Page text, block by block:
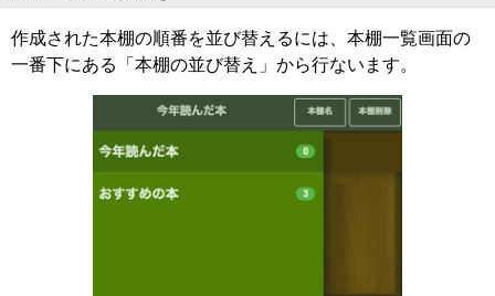
作成された本棚の順番を並び替えるには、本棚一覧画面の
一番下にある「本棚の並び替え」から行ないます。